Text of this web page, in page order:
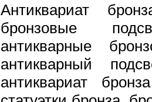
Антиквариат
бронзовые
антикварные
антикварный
антиквариат